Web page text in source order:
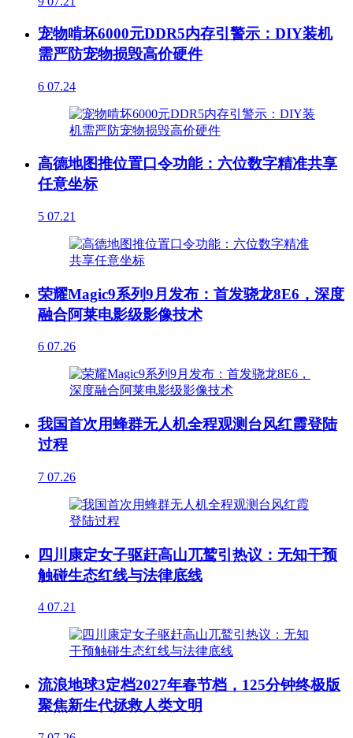
宠物啃坏6000元DDR5内存引警示：DIY装机
需严防宠物损毁高价硬件
6 07.24
高德地图推位置口令功能：六位数字精准共享
任意坐标
5 07.21
荣耀Magic9系列9月发布：首发骁龙8E6，深度
融合阿莱电影级影像技术
6 07.26
我国首次用蜂群无人机全程观测台风红霞登陆
过程
7 07.26
四川康定女子驱赶高山兀鹫引热议：无知干预
触碰生态红线与法律底线
4 07.21
流浪地球3定档2027年春节档，125分钟终极版
聚焦新生代拯救人类文明